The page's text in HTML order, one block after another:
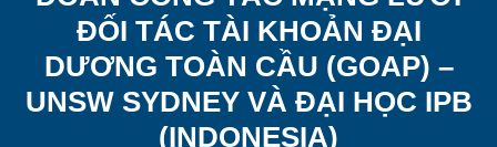
ĐỐI TÁC TÀI KHOẢN ĐẠI
DƯƠNG TOÀN CẦU (GOAP) –
UNSW SYDNEY VÀ ĐẠI HỌC IPB
(INDONESIA)